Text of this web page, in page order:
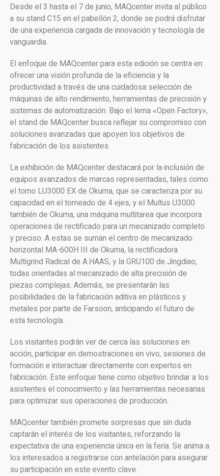
Desde el 3 hasta el 7 de junio, MAQcenter invita al público
a su stand C15 en el pabellón 2, donde se podrá disfrutar
de una experiencia cargada de innovación y tecnología de
vanguardia.
El enfoque de MAQcenter para esta edición se centra en
ofrecer una visión profunda de la eficiencia y la
productividad a través de una cuidadosa selección de
máquinas de alto rendimiento, herramientas de precisión y
sistemas de automatización. Bajo el lema «Open Factory»,
el stand de MAQcenter busca reflejar su compromiso con
soluciones avanzadas que apoyen los objetivos de
fabricación de los asistentes.
La exhibición de MAQcenter destacará por la inclusión de
equipos avanzados de marcas representadas, tales como
el torno LU3000 EX de Okuma, que se caracteriza por su
capacidad en el torneado de 4 ejes, y el Multus U3000
también de Okuma, una máquina multitarea que incorpora
operaciones de rectificado para un mecanizado completo
y preciso. A estas se suman el centro de mecanizado
horizontal MA-600H III de Okuma, la rectificadora
Multigrind Radical de A.HAAS, y la GRU100 de Jingdiao,
todas orientadas al mecanizado de alta precisión de
piezas complejas. Además, se presentarán las
posibilidades de la fabricación aditiva en plásticos y
metales por parte de Farsoon, anticipando el futuro de
esta tecnología.
Los visitantes podrán ver de cerca las soluciones en
acción, participar en demostraciones en vivo, sesiones de
formación e interactuar directamente con expertos en
fabricación. Este enfoque tiene como objetivo brindar a los
asistentes el conocimiento y las herramientas necesarias
para optimizar sus operaciones de producción.
MAQcenter también promete sorpresas que sin duda
captarán el interés de los visitantes, reforzando la
expectativa de una experiencia única en la feria. Se anima a
los interesados a registrarse con antelación para asegurar
su participación en este evento clave.